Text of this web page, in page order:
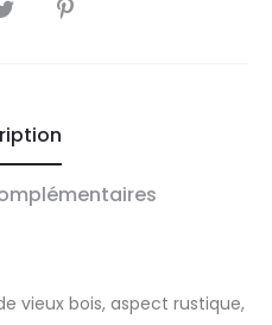
vieux bois, aspect rustique,